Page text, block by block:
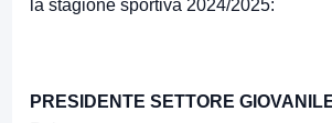
la stagione sportiva 2024/2025:
PRESIDENTE SETTORE